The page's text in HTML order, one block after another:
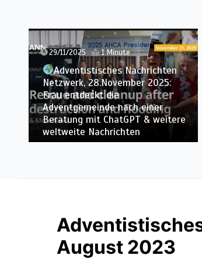
29/11/2025 1 Minute
Adventistisches Nachrichten
Netzwerk, 28.November 2025:
Frau entdeckt die
Adventgemeinde nach einer
Beratung mit ChatGPT & weitere
weltweite Nachrichten
August 2023